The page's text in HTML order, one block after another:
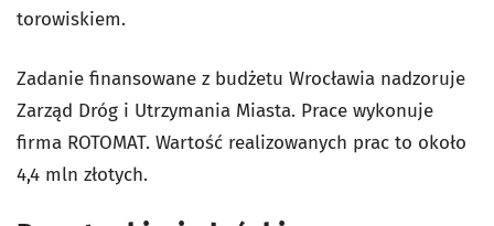
torowiskiem.
Zadanie finansowane z budżetu Wrocławia nadzoruje
Zarząd Dróg i Utrzymania Miasta. Prace wykonuje
firma ROTOMAT. Wartość realizowanych prac to około
4,4 mln złotych.